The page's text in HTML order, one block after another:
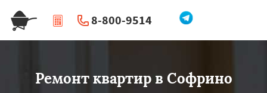
8-800-9514
| Перезвоните мне
Ремонт квартир в Софрино